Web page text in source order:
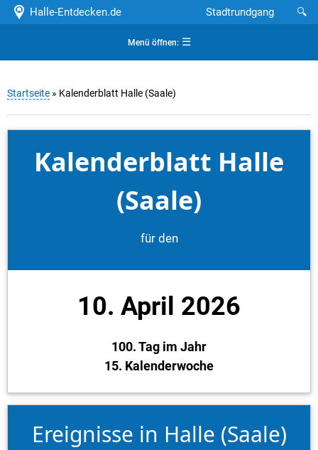
Halle-Entdecken.de 🔍
Stadtrundgang
Menü öffnen:☰
Startseite » Kalenderblatt Halle (Saale)
Kalenderblatt Halle
(Saale)
für den
10. April 2026
100. Tag im Jahr
15. Kalenderwoche
Ereignisse in Halle (Saale)